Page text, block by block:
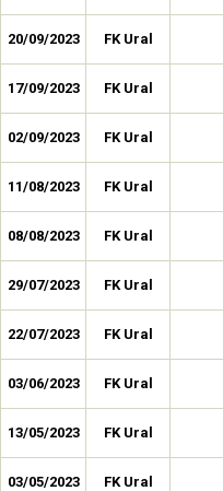
20/09/2023 FK Ural
17/09/2023 FK Ural
02/09/2023 FK Ural
11/08/2023 FK Ural
08/08/2023 FK Ural
29/07/2023 FK Ural
22/07/2023 FK Ural
03/06/2023 FK Ural
13/05/2023 FK Ural
03/05/2023 FK Ural